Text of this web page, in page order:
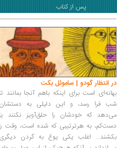
پس از کتاب
در انتظار گودو | ساموئل بکت
بهانه‌ای است برای اینکه باهم آنجا بمانند تا
شب فرا رسد، و این دلیلی به دستشان
می‌دهد که خودشان را حلق‌آویز نکنند یا
دست‌کم، به هرترتیبی که شده است، وقت را
بکشند... اغلب یکی یوغ به گردن دیگری